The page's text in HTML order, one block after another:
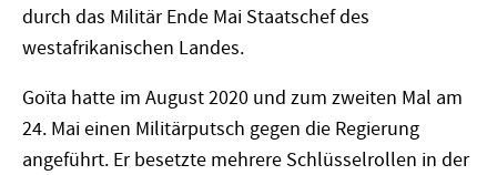
durch das Militär Ende Mai Staatschef des
westafrikanischen Landes.
Goïta hatte im August 2020 und zum zweiten Mal am
24. Mai einen Militärputsch gegen die Regierung
angeführt. Er besetzte mehrere Schlüsselrollen in der